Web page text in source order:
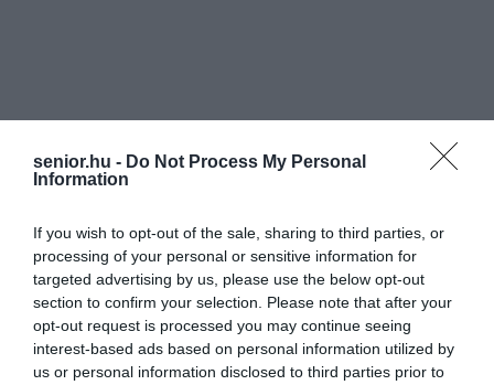
senior.hu - Do Not Process My Personal
Information
If you wish to opt-out of the sale, sharing to third parties, or
processing of your personal or sensitive information for
targeted advertising by us, please use the below opt-out
section to confirm your selection. Please note that after your
opt-out request is processed you may continue seeing
interest-based ads based on personal information utilized by
us or personal information disclosed to third parties prior to